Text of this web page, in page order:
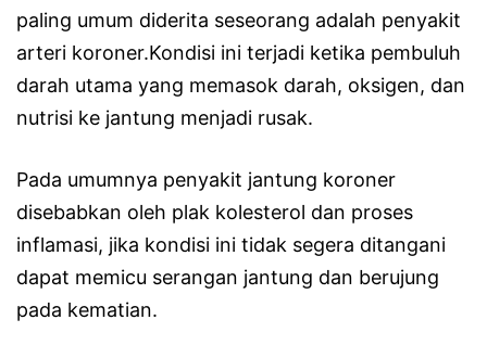
paling umum diderita seseorang adalah penyakit
arteri koroner.Kondisi ini terjadi ketika pembuluh
darah utama yang memasok darah, oksigen, dan
nutrisi ke jantung menjadi rusak.
Pada umumnya penyakit jantung koroner
disebabkan oleh plak kolesterol dan proses
inflamasi, jika kondisi ini tidak segera ditangani
dapat memicu serangan jantung dan berujung
pada kematian.